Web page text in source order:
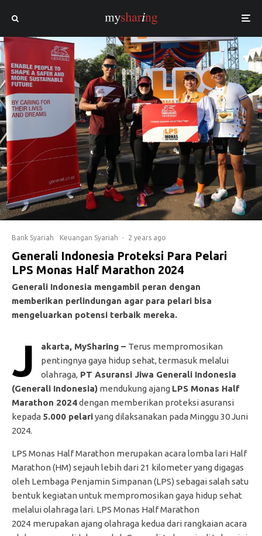
Bank Syariah Keuangan Syariah · 2 years ago
Generali Indonesia Proteksi Para Pelari
LPS Monas Half Marathon 2024
Generali Indonesia mengambil peran dengan
memberikan perlindungan agar para pelari bisa
mengeluarkan potensi terbaik mereka.
J akarta, MySharing – Terus mempromosikan
pentingnya gaya hidup sehat, termasuk melalui
olahraga, PT Asuransi Jiwa Generali Indonesia
(Generali Indonesia) mendukung ajang LPS Monas Half
Marathon 2024dengan memberikan proteksi asuransi
kepada 5.000 pelariyang dilaksanakan pada Minggu 30 Juni
2024.
LPS Monas Half Marathon merupakan acara lomba lari Half
Marathon (HM) sejauh lebih dari 21 kilometer yang digagas
oleh Lembaga Penjamin Simpanan (LPS) sebagai salah satu
bentuk kegiatan untuk mempromosikan gaya hidup sehat
melalui olahraga lari. LPS Monas Half Marathon
2024 merupakan ajang olahraga kedua dari rangkaian acara